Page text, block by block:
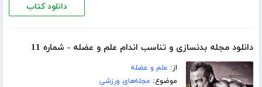
دانلود کتاب
دانلود مجله بدنسازی و تناسب اندام علم و عضله - شماره 11
از: علم و عضله
موضوع: مجله‌های ورزشی